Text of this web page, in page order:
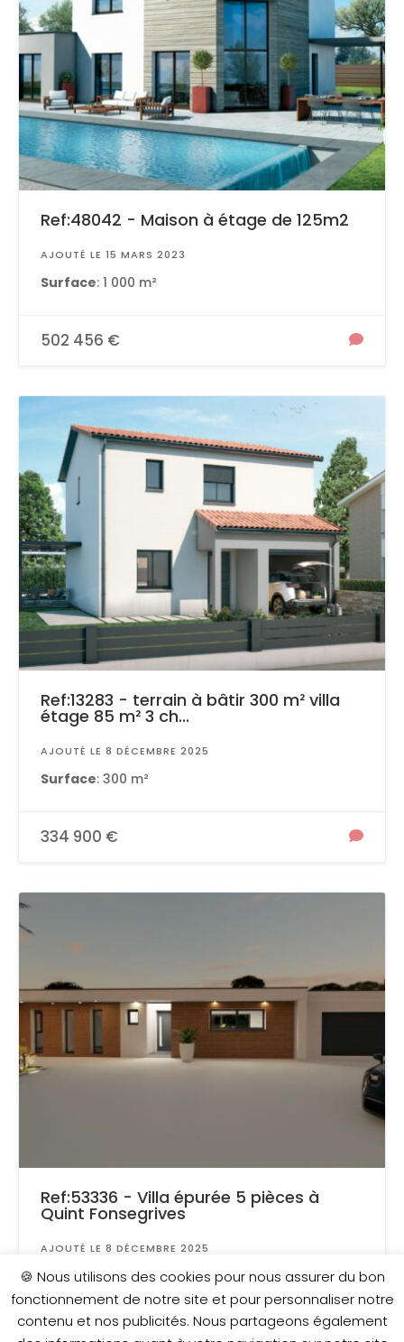
Ref:48042 - Maison à étage de 125m2
AJOUTÉ LE 15 MARS 2023
Surface: 1 000 m²
502 456 €
Ref:13283 - terrain à bâtir 300 m² villa
étage 85 m² 3 ch...
AJOUTÉ LE 8 DÉCEMBRE 2025
Surface: 300 m²
334 900 €
Ref:53336 - Villa épurée 5 pièces à
Quint Fonsegrives
AJOUTÉ LE 8 DÉCEMBRE 2025
Surface: 930 m²
489 000 €
🍪 Nous utilisons des cookies pour nous assurer du bon
fonctionnement de notre site et pour personnaliser notre
contenu et nos publicités. Nous partageons également